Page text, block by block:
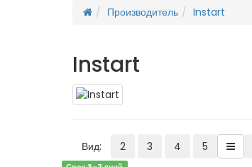
Производитель Instart
Instart
Вид: 2 3 4 5